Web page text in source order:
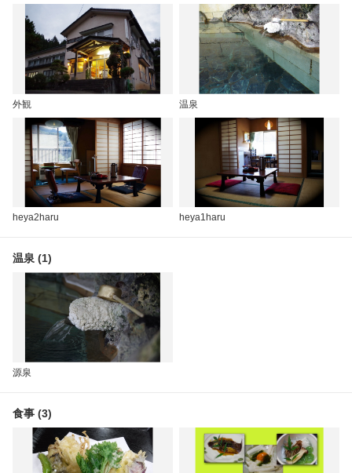
外観 温泉
heya2haru heya1haru
温泉 (1)
源泉
食事 (3)